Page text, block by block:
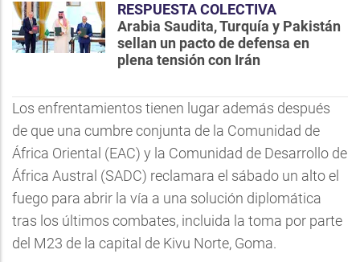
RESPUESTA COLECTIVA
Arabia Saudita, Turquía y Pakistán
sellan un pacto de defensa en
plena tensión con Irán
Los enfrentamientos tienen lugar además después
de que una cumbre conjunta de la Comunidad de
África Oriental (EAC) y la Comunidad de Desarrollo de
África Austral (SADC) reclamara el sábado un alto el
fuego para abrir la vía a una solución diplomática
tras los últimos combates, incluida la toma por parte
del M23 de la capital de Kivu Norte, Goma.